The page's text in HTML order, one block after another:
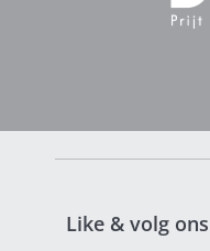
Like & volg ons